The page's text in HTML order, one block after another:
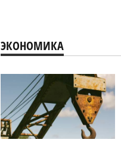
ЭКОНОМИКА